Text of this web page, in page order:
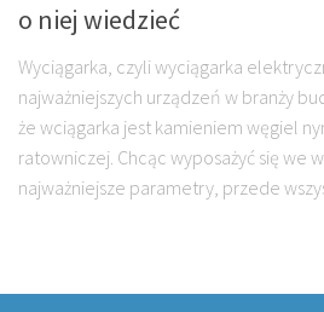
o niej wiedzieć
Wyciągarka, czyli wyciągarka
najważniejszych urządzeń w branży
że wciągarka jest kamieniem węgiel
ratowniczej. Chcąc wyposażyć się we
najważniejsze parametry, przede